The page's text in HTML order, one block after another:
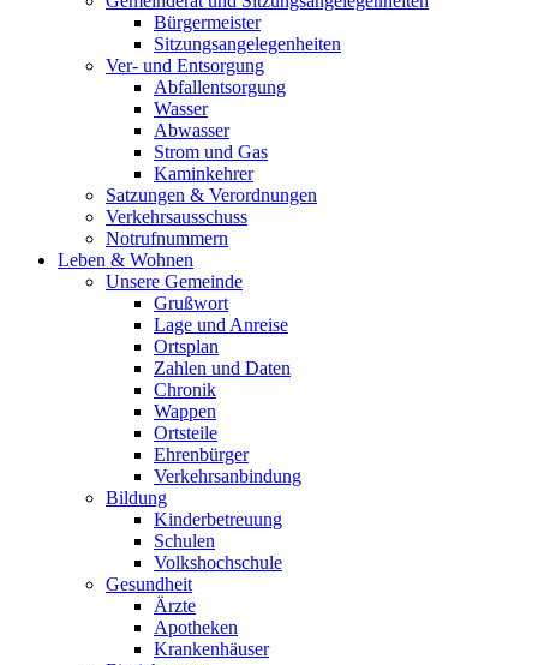
Bürgermeister
Sitzungsangelegenheiten
Ver- und Entsorgung
Abfallentsorgung
Wasser
Abwasser
Strom und Gas
Kaminkehrer
Satzungen & Verordnungen
Verkehrsausschuss
Notrufnummern
Leben & Wohnen
Unsere Gemeinde
Grußwort
Lage und Anreise
Ortsplan
Zahlen und Daten
Chronik
Wappen
Ortsteile
Ehrenbürger
Verkehrsanbindung
Bildung
Kinderbetreuung
Schulen
Volkshochschule
Gesundheit
Ärzte
Apotheken
Krankenhäuser